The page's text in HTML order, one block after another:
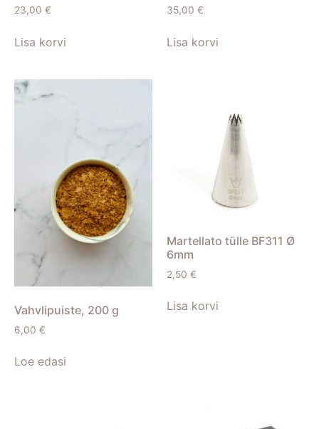
23,00 €
Lisa korvi
35,00 €
Lisa korvi
Vahvlipuiste, 200 g
6,00 €
Loe edasi
Martellato tülle BF311 Ø
6mm
2,50 €
Lisa korvi